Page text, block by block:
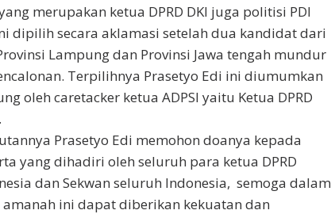
merupakan ketua DPRD DKI juga politisi PDI
dipilih secara aklamasi setelah dua kandidat dari
Lampung dan Provinsi Jawa tengah mundur
Terpilihnya Prasetyo Edi ini diumumkan
oleh caretacker ketua ADPSI yaitu Ketua DPRD
Prasetyo Edi memohon doanya kepada
yang dihadiri oleh seluruh para ketua DPRD
dan Sekwan seluruh Indonesia, semoga dalam
ini dapat diberikan kekuatan dan